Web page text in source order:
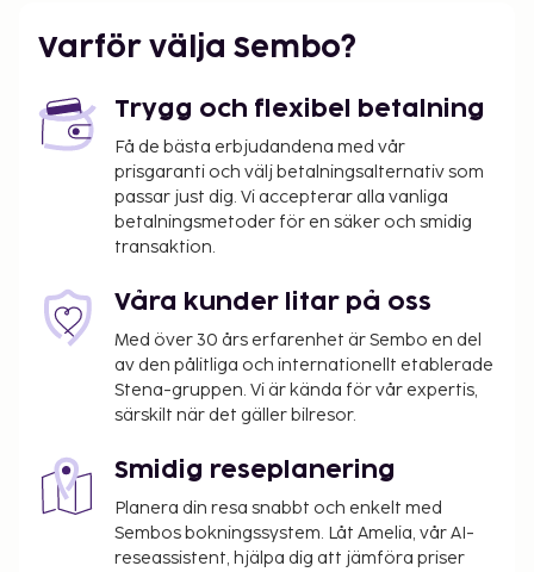
Varför välja Sembo?
Trygg och flexibel betalning
Få de bästa erbjudandena med vår
prisgaranti och välj betalningsalternativ som
passar just dig. Vi accepterar alla vanliga
betalningsmetoder för en säker och smidig
transaktion.
Våra kunder litar på oss
Med över 30 års erfarenhet är Sembo en del
av den pålitliga och internationellt etablerade
Stena-gruppen. Vi är kända för vår expertis,
särskilt när det gäller bilresor.
Smidig reseplanering
Planera din resa snabbt och enkelt med
Sembos bokningssystem. Låt Amelia, vår AI-
reseassistent, hjälpa dig att jämföra priser